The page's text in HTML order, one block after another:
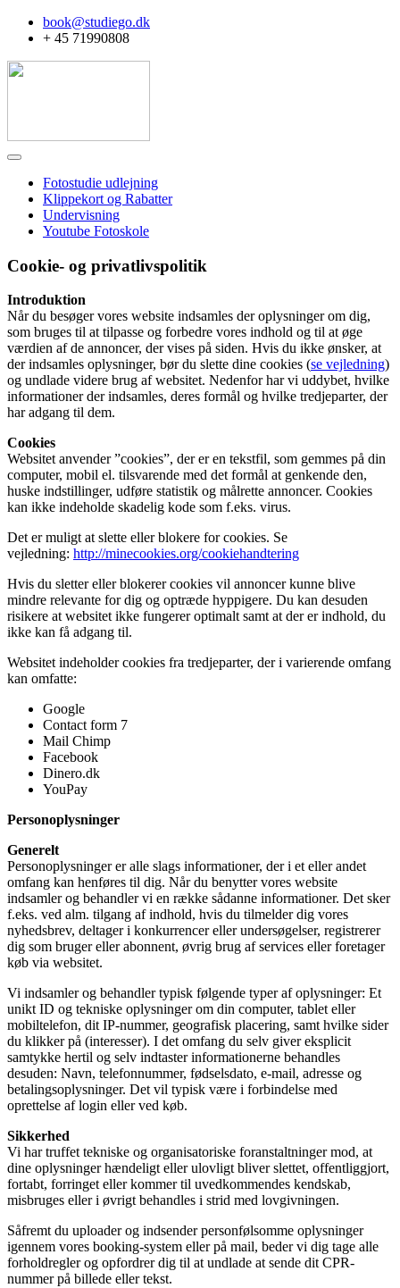
book@studiego.dk
+ 45 71990808
Fotostudie udlejning
Klippekort og Rabatter
Undervisning
Youtube Fotoskole
Cookie- og privatlivspolitik
Introduktion
Når du besøger vores website indsamles der oplysninger om dig,
som bruges til at tilpasse og forbedre vores indhold og til at øge
værdien af de annoncer, der vises på siden. Hvis du ikke ønsker, at
der indsamles oplysninger, bør du slette dine cookies (se vejledning)
og undlade videre brug af websitet. Nedenfor har vi uddybet, hvilke
informationer der indsamles, deres formål og hvilke tredjeparter, der
har adgang til dem.
Cookies
Websitet anvender ”cookies”, der er en tekstfil, som gemmes på din
computer, mobil el. tilsvarende med det formål at genkende den,
huske indstillinger, udføre statistik og målrette annoncer. Cookies
kan ikke indeholde skadelig kode som f.eks. virus.
Det er muligt at slette eller blokere for cookies. Se
vejledning: http://minecookies.org/cookiehandtering
Hvis du sletter eller blokerer cookies vil annoncer kunne blive
mindre relevante for dig og optræde hyppigere. Du kan desuden
risikere at websitet ikke fungerer optimalt samt at der er indhold, du
ikke kan få adgang til.
Websitet indeholder cookies fra tredjeparter, der i varierende omfang
kan omfatte:
Google
Contact form 7
Mail Chimp
Facebook
Dinero.dk
YouPay
Personoplysninger
Generelt
Personoplysninger er alle slags informationer, der i et eller andet
omfang kan henføres til dig. Når du benytter vores website
indsamler og behandler vi en række sådanne informationer. Det sker
f.eks. ved alm. tilgang af indhold, hvis du tilmelder dig vores
nyhedsbrev, deltager i konkurrencer eller undersøgelser, registrerer
dig som bruger eller abonnent, øvrig brug af services eller foretager
køb via websitet.
Vi indsamler og behandler typisk følgende typer af oplysninger: Et
unikt ID og tekniske oplysninger om din computer, tablet eller
mobiltelefon, dit IP-nummer, geografisk placering, samt hvilke sider
du klikker på (interesser). I det omfang du selv giver eksplicit
samtykke hertil og selv indtaster informationerne behandles
desuden: Navn, telefonnummer, fødselsdato, e-mail, adresse og
betalingsoplysninger. Det vil typisk være i forbindelse med
oprettelse af login eller ved køb.
Sikkerhed
Vi har truffet tekniske og organisatoriske foranstaltninger mod, at
dine oplysninger hændeligt eller ulovligt bliver slettet, offentliggjort,
fortabt, forringet eller kommer til uvedkommendes kendskab,
misbruges eller i øvrigt behandles i strid med lovgivningen.
Såfremt du uploader og indsender personfølsomme oplysninger
igennem vores booking-system eller på mail, beder vi dig tage alle
forholdregler og opfordrer dig til at undlade at sende dit CPR-
nummer på billede eller tekst.